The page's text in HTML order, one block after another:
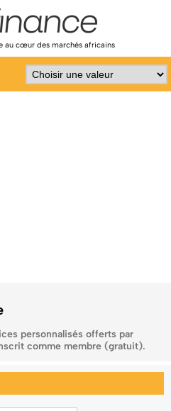
au cœur des marchés africains
personnalisés offerts par
comme membre (gratuit).